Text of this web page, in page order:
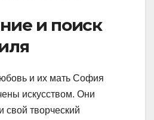
и поиск
и их мать София
искусством. Они
свой творческий